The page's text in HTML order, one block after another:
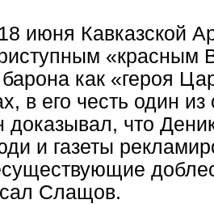
июня Кавказской
«красным
как «героя
в его честь один
что
и газеты
Слащов.